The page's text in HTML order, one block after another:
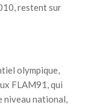
restent sur
olympique,
FLAM91, qui
niveau national,